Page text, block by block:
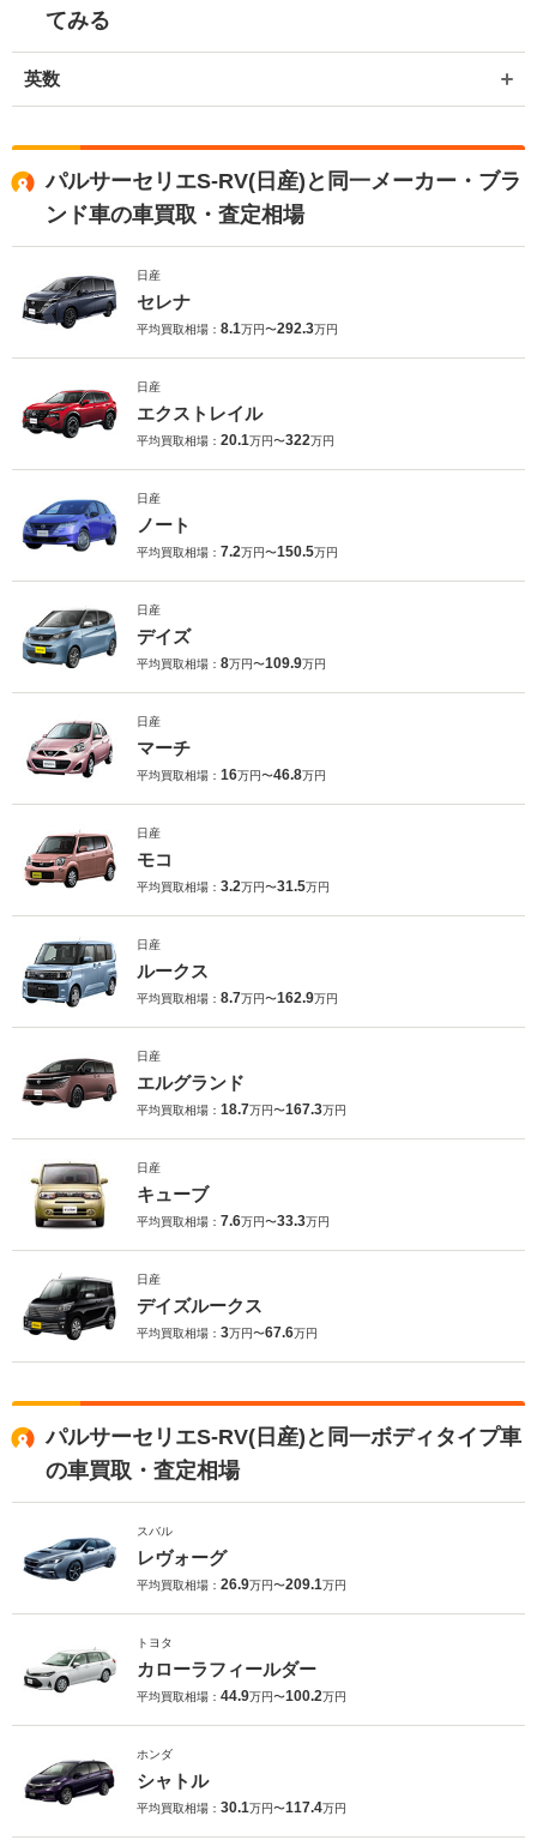
てみる
英数
パルサーセリエS-RV(日産)と同一メーカー・ブラ
ンド車の車買取・査定相場
日産
セレナ
平均買取相場： 8.1万円〜292.3万円
日産
エクストレイル
平均買取相場： 20.1万円〜322万円
日産
ノート
平均買取相場： 7.2万円〜150.5万円
日産
デイズ
平均買取相場： 8万円〜109.9万円
日産
マーチ
平均買取相場： 16万円〜46.8万円
日産
モコ
平均買取相場： 3.2万円〜31.5万円
日産
ルークス
平均買取相場： 8.7万円〜162.9万円
日産
エルグランド
平均買取相場： 18.7万円〜167.3万円
日産
キューブ
平均買取相場： 7.6万円〜33.3万円
日産
デイズルークス
平均買取相場： 3万円〜67.6万円
パルサーセリエS-RV(日産)と同一ボディタイプ車
の車買取・査定相場
スバル
レヴォーグ
平均買取相場： 26.9万円〜209.1万円
トヨタ
カローラフィールダー
平均買取相場： 44.9万円〜100.2万円
ホンダ
シャトル
平均買取相場： 30.1万円〜117.4万円